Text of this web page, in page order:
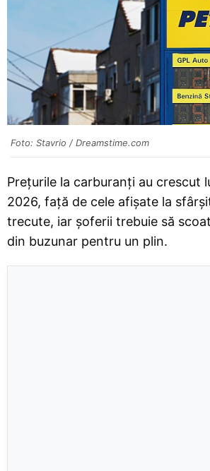
Foto: Stavrio / Dreamstime.com
Prețurile la carburanți au crescut
2026, față de cele afișate la
trecute, iar șoferii trebuie să
din buzunar pentru un plin.